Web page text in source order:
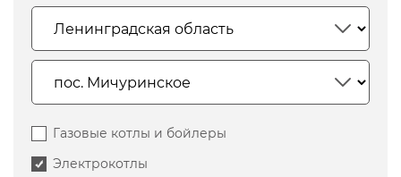
Газовые котлы и бойлеры
Электрокотлы